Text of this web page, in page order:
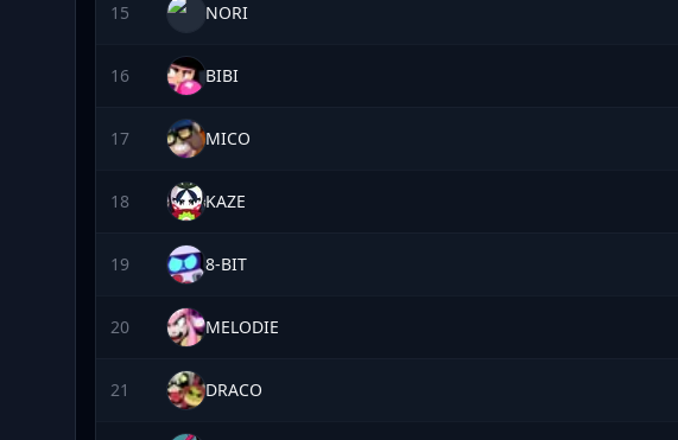
15 NORI
16 BIBI
17 MICO
18 KAZE
19 8-BIT
20 MELODIE
21 DRACO